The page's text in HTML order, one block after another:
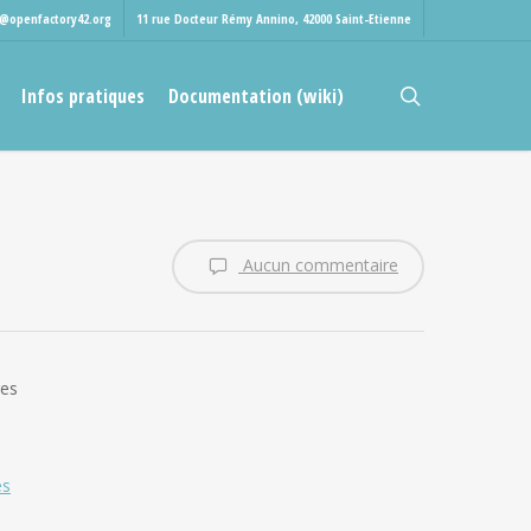
11 rue Docteur Rémy Annino, 42000 Saint-Etienne
Infos pratiques Documentation (wiki)
Aucun commentaire